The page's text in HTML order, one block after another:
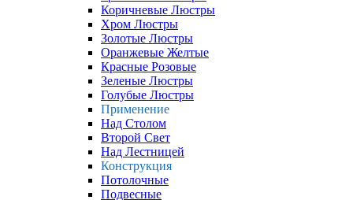
Коричневые Люстры
Хром Люстры
Золотые Люстры
Оранжевые Желтые
Красные Розовые
Зеленые Люстры
Голубые Люстры
Применение
Над Столом
Второй Свет
Над Лестницей
Конструкция
Потолочные
Подвесные